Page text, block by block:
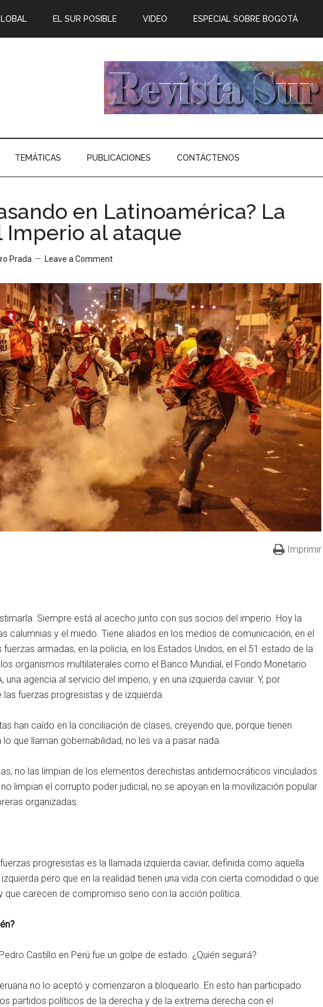
EL SUR POSIBLE VIDEO ESPECIAL SOBRE BOGOTÁ
TEMÁTICAS PUBLICACIONES CONTÁCTENOS
en Latinoamérica? La
Imperio al ataque
Prada Leave a Comment
Imprimir
Siempre está al acecho junto con sus socios del imperio. Hoy la
calumnias y el miedo. Tiene aliados en los medios de comunicación, en el
armadas, en la policía, en los Estados Unidos, en el 51 estado de la
organismos multilaterales como el Banco Mundial, el Fondo Monetario
una agencia al servicio del imperio, y en una izquierda caviar. Y, por
las fuerzas progresistas y de izquierda.
han caído en la conciliación de clases, creyendo que, porque tienen
que llaman gobernabilidad, no les va a pasar nada.
no las limpian de los elementos derechistas antidemocráticos vinculados
limpian el corrupto poder judicial, no se apoyan en la movilización popular
organizadas.
progresistas es la llamada izquierda caviar, definida como aquella
pero que en la realidad tienen una vida con cierta comodidad o que
que carecen de compromiso serio con la acción política.
Castillo en Perú fue un golpe de estado. ¿Quién seguirá?
no lo aceptó y comenzaron a bloquearlo. En esto han participado
partidos políticos de la derecha y de la extrema derecha con el